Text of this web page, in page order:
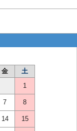
金
土
1
7 8
14 15